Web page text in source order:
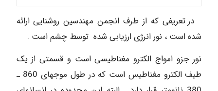
در تعریفی که از طرف انجمن مهندسین روشنایی ارائه
شده است ، نور انرژی ارزیابی شده توسط چشم است .
نور جزو امواج الکترو مغناطیسی است و قسمتی از یک
طیف الکترو مغناطیس است که در طول موجهای 860 ـ